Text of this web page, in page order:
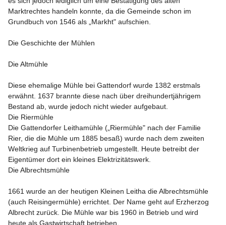
Marktrechtes handeln konnte, da die Gemeinde schon im
Grundbuch von 1546 als „Markht" aufschien.
Die Geschichte der Mühlen
Die Altmühle
Diese ehemalige Mühle bei Gattendorf wurde 1382 erstmals
erwähnt. 1637 brannte diese nach über dreihundertjährigem
Bestand ab, wurde jedoch nicht wieder aufgebaut.
Die Riermühle
Die Gattendorfer Leithamühle („Riermühle" nach der Familie
Rier, die die Mühle um 1885 besaß) wurde nach dem zweiten
Weltkrieg auf Turbinenbetrieb umgestellt. Heute betreibt der
Eigentümer dort ein kleines Elektrizitätswerk.
Die Albrechtsmühle
1661 wurde an der heutigen Kleinen Leitha die Albrechtsmühle
(auch Reisingermühle) errichtet. Der Name geht auf Erzherzog
Albrecht zurück. Die Mühle war bis 1960 in Betrieb und wird
heute als Gastwirtschaft betrieben.